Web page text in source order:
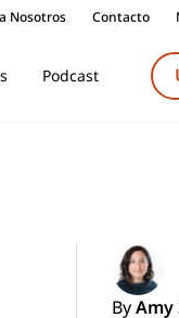
Nosotros Contacto
Podcast
By Amy